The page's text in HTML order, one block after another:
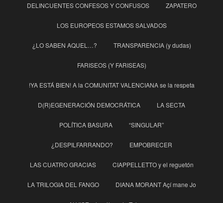
DELINCUENTES CONFESOS Y CONFUSOS ZAPATERO
LOS EUROPEOS ESTAMOS SALVADOS
¿LO SABEN AQUEL…? TRANSPARENCIA (y dudas)
FARISEOS (Y FARISEAS)
!YA ESTÁ BIEN! A la COMUNITAT VALENCIANA se la respeta
D(R)EGENERACIÓN DEMOCRÁTICA LA SECTA
POLÍTICA BASURA “SINGULAR”
¿DESPILFARRANDO? EMPOBRECER
LAS CUATRO GRACIAS CIAPPELLETTO y el reguetón
LA TRILOGIA DEL FANGO DIANA MORANT Açí mane Jo